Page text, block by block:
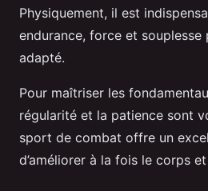
Physiquement, il est
endurance, force et souplesse
adapté.
Pour maîtriser les
régularité et la patience sont
sport de combat offre un
d’améliorer à la fois le corps et